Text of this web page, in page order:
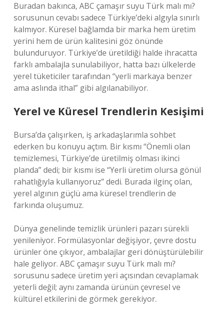
Buradan bakınca, ABC çamaşır suyu Türk malı mı?
sorusunun cevabı sadece Türkiye’deki algıyla sınırlı
kalmıyor. Küresel bağlamda bir marka hem üretim
yerini hem de ürün kalitesini göz önünde
bulunduruyor. Türkiye’de üretildiği halde ihracatta
farklı ambalajla sunulabiliyor, hatta bazı ülkelerde
yerel tüketiciler tarafından “yerli markaya benzer
ama aslında ithal” gibi algılanabiliyor.
Yerel ve Küresel Trendlerin Kesişimi
Bursa’da çalışırken, iş arkadaşlarımla sohbet
ederken bu konuyu açtım. Bir kısmı “Önemli olan
temizlemesi, Türkiye’de üretilmiş olması ikinci
planda” dedi; bir kısmı ise “Yerli üretim olursa gönül
rahatlığıyla kullanıyoruz” dedi. Burada ilginç olan,
yerel algının güçlü ama küresel trendlerin de
farkında oluşumuz.
Dünya genelinde temizlik ürünleri pazarı sürekli
yenileniyor. Formülasyonlar değişiyor, çevre dostu
ürünler öne çıkıyor, ambalajlar geri dönüştürülebilir
hale geliyor. ABC çamaşır suyu Türk malı mı?
sorusunu sadece üretim yeri açısından cevaplamak
yeterli değil; aynı zamanda ürünün çevresel ve
kültürel etkilerini de görmek gerekiyor.